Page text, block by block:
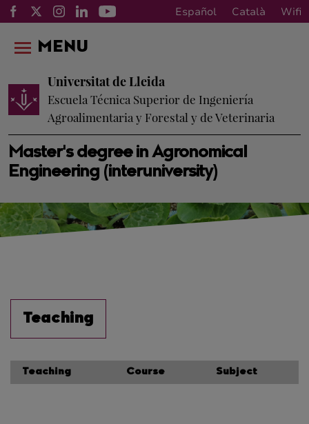
Español Català Wifi
Master's degree in Agronomical
Engineering (interuniversity)
Universitat de Lleida
Escuela Técnica Superior de Ingeniería
Agroalimentaria y Forestal y de Veterinaria
MENU
Teaching
Teaching Course Subject